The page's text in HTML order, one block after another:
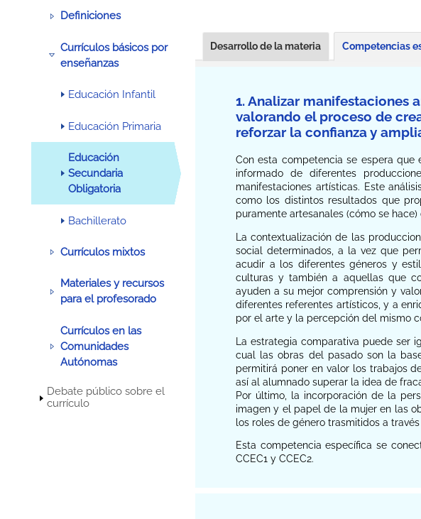
Definiciones
Currículos básicos por
enseñanzas
Educación Infantil
Educación Primaria
Educación
Secundaria
Obligatoria
Bachillerato
Currículos mixtos
Materiales y recursos
para el profesorado
Currículos en las
Comunidades
Autónomas
Debate público sobre el
currículo
Desarrollo de la materia Competencias
1. Analizar manifestaciones
valorando el proceso de
reforzar la confianza y
Con esta competencia se espera
informado de diferentes
manifestaciones artísticas. Este
como los distintos resultados que
puramente artesanales (cómo se
La contextualización de las
social determinados, a la vez que
acudir a los diferentes géneros y
culturas y también a aquellas que
ayuden a su mejor comprensión y
diferentes referentes artísticos, y a
por el arte y la percepción del mismo
La estrategia comparativa puede
cual las obras del pasado son la
permitirá poner en valor los trabajos
así al alumnado superar la idea de
Por último, la incorporación de la
imagen y el papel de la mujer en las
los roles de género trasmitidos a
Esta competencia específica se
CCEC1 y CCEC2.